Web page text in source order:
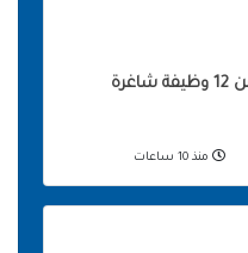
وظائف نون السعودية تعلن عن 12 وظيفة شاغرة
منذ 10 ساعات